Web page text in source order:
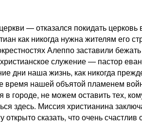
— отказался покидать
как никогда нужна жителям его
Алеппо заставили
служение — пастор
дни наша жизнь, как никогда
время нашей объятой пламенем
в городе, не можем оставить тех,
здесь. Миссия христианина
сказать, что очень